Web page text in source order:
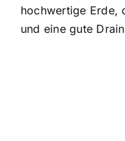
hochwertige Erde,
und eine gute